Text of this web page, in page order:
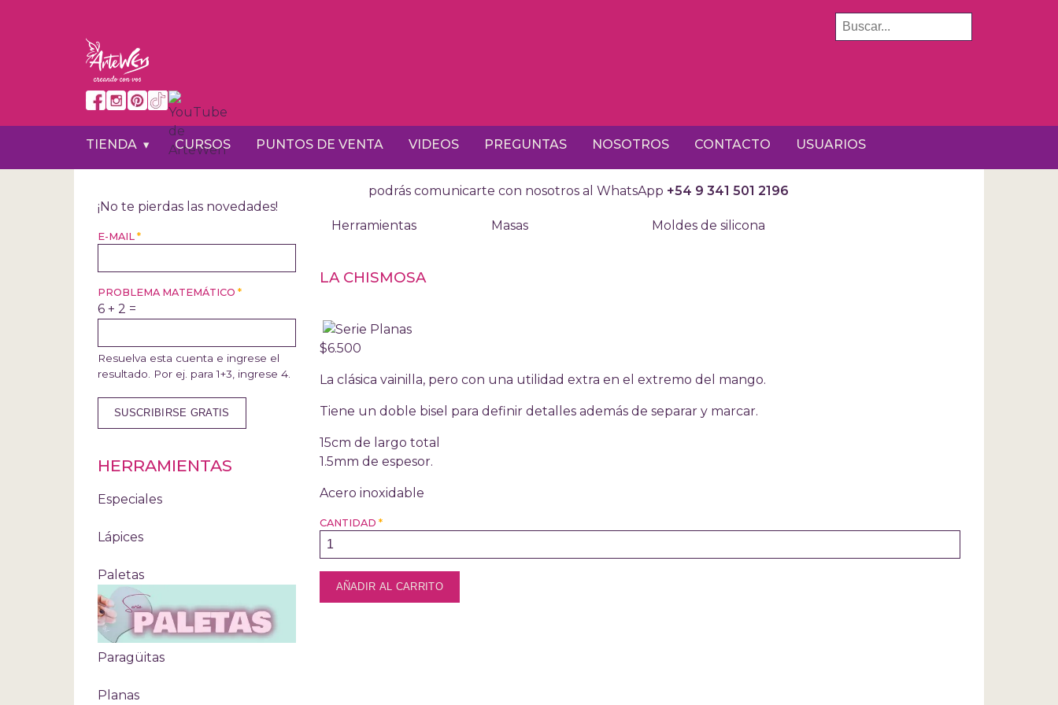
BUSCAR
TIENDA CURSOS PUNTOS DE VENTA VIDEOS PREGUNTAS NOSOTROS CONTACTO USUARIOS
podrás comunicarte con nosotros al WhatsApp +54 9 341 501 2196
Herramientas Masas Moldes de silicona
LA CHISMOSA
$6.500
La clásica vainilla, pero con una utilidad extra en el extremo del mango.
Tiene un doble bisel para definir detalles además de separar y marcar.
15cm de largo total
1.5mm de espesor.
Acero inoxidable
CANTIDAD *
¡No te pierdas las novedades!
E-MAIL *
PROBLEMA MATEMÁTICO *
6 + 2 =
Resuelva esta cuenta e ingrese el
resultado. Por ej. para 1+3, ingrese 4.
HERRAMIENTAS
Especiales
Lápices
Paletas
Paragüitas
Planas